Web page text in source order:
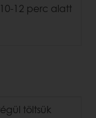
12 perc alatt
töltsük